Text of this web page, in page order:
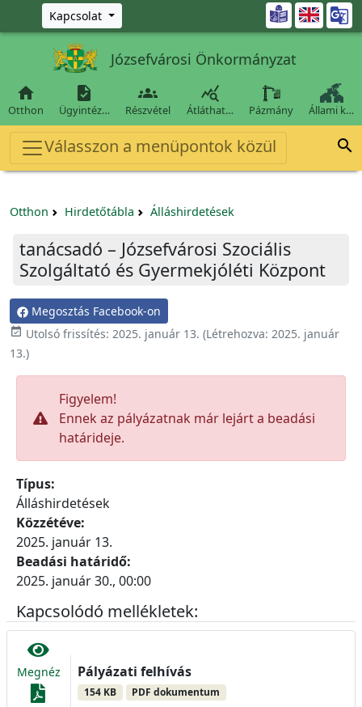
Ugrás a fő tartalomra
Kapcsolat 
Józsefvárosi Önkormányzat

Otthon

Ügyintéz…

Részvétel

Átláthat… Pázmány Állami k…
Válasszon a menüpontok közül 
Otthon Hirdetőtábla Álláshirdetések
tanácsadó – Józsefvárosi Szociális
Szolgáltató és Gyermekjóléti Központ
Megosztás Facebook-on
 Utolsó frissítés: 2025. január 13. (Létrehozva: 2025. január
13.)
Figyelem!
Ennek az pályázatnak már lejárt a beadási
határideje.
Típus:
Álláshirdetések
Közzétéve:
2025. január 13.
Beadási határidő:
2025. január 30., 00:00
Kapcsolódó mellékletek:
Megnéz Pályázati felhívás
154 KB PDF dokumentum